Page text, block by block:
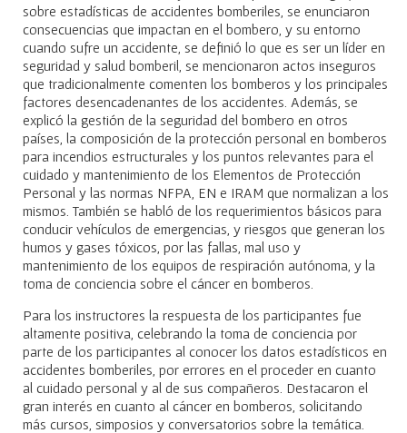
sobre estadísticas de accidentes bomberiles, se enunciaron
consecuencias que impactan en el bombero, y su entorno
cuando sufre un accidente, se definió lo que es ser un líder en
seguridad y salud bomberil, se mencionaron actos inseguros
que tradicionalmente comenten los bomberos y los principales
factores desencadenantes de los accidentes. Además, se
explicó la gestión de la seguridad del bombero en otros
países, la composición de la protección personal en bomberos
para incendios estructurales y los puntos relevantes para el
cuidado y mantenimiento de los Elementos de Protección
Personal y las normas NFPA, EN e IRAM que normalizan a los
mismos. También se habló de los requerimientos básicos para
conducir vehículos de emergencias, y riesgos que generan los
humos y gases tóxicos, por las fallas, mal uso y
mantenimiento de los equipos de respiración autónoma, y la
toma de conciencia sobre el cáncer en bomberos.
Para los instructores la respuesta de los participantes fue
altamente positiva, celebrando la toma de conciencia por
parte de los participantes al conocer los datos estadísticos en
accidentes bomberiles, por errores en el proceder en cuanto
al cuidado personal y al de sus compañeros. Destacaron el
gran interés en cuanto al cáncer en bomberos, solicitando
más cursos, simposios y conversatorios sobre la temática.